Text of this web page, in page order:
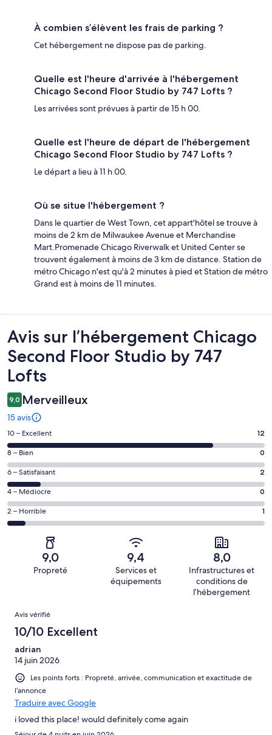
À combien s’élèvent les frais de parking ?
Cet hébergement ne dispose pas de parking.
Quelle est l'heure d'arrivée à l'hébergement
Chicago Second Floor Studio by 747 Lofts ?
Les arrivées sont prévues à partir de 15 h 00.
Quelle est l'heure de départ de l'hébergement
Chicago Second Floor Studio by 747 Lofts ?
Le départ a lieu à 11 h 00.
Où se situe l'hébergement ?
Dans le quartier de West Town, cet appart'hôtel se trouve à
moins de 2 km de Milwaukee Avenue et Merchandise
Mart.Promenade Chicago Riverwalk et United Center se
trouvent également à moins de 3 km de distance. Station de
métro Chicago n'est qu'à 2 minutes à pied et Station de métro
Grand est à moins de 11 minutes.
Avis
Avis sur l’hébergement Chicago
Second Floor Studio by 747
Lofts
9,0 Merveilleux
15 avis
Note
des
voyageurs
de 10
(Excellent),
d’après 12 avis
sur 15.
10 – Excellent 12
Note
des
voyageurs
de 8
(Bien),
d’après 0 avis
sur 15.
8 – Bien 0
Note
des
voyageurs
de 6
(Satisfaisant),
d’après 2 avis
6 – Satisfaisant 2
Note
des
voyageurs
(Médiocre),
d’après 0 avis
4 – Médiocre 0
Note
des
voyageurs
(Horrible),
d’après 1 avis
2 – Horrible 1
9,0
Propreté
9,4
Services et
équipements
8,0
Infrastructures et
conditions de
l’hébergement
Avis
Avis vérifié
10/10 Excellent
adrian
14 juin 2026
Les points forts : Propreté, arrivée, communication et exactitude de
l’annonce
Traduire avec Google
i loved this place! would definitely come again